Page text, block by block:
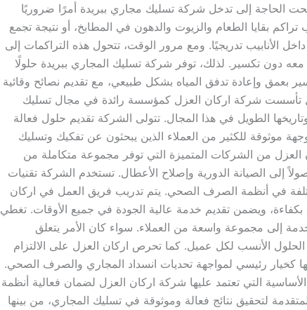
الحاجة إلى تدخل شركة تسليك مجاري ببريدة أمرًا ضروريًا
بقايا الطعام والزيوت والدهون في المطابخ، أو نتيجة تجمع
الأنابيب تدريجيًا. ومع مرور الوقت، تتحول هذه التراكمات إلى
دون تكسير. لذلك، توفر شركة تسليك المجاري ببريدة حلولًا
بعمق وإعادة تدفق المياه بشكل طبيعي، مع تقديم نصائح وقائية
تأسست شركة اركان العزل كمؤسسة رائدة في مجال تسليك
الطويل في هذا المجال. تتولى الشركة تقديم حلول فعالة
موثوقة للكثير من العملاء الذين يبحثون عن تفكيك وتسليك
من الشركات المتميزة التي توفر مجموعة متكاملة من
إلى الصيانة الدورية وإصلاح الأعطال. تستخدم الشركة تقنيات
في أنظمة الصرف الصحي. يتم تدريب فريق العمل في اركان
ويضمن تقديم خدمة عالية الجودة في جميع الأوقات. تغطي
إلى مجموعة واسعة من العملاء. سواء كان الأمر يتعلق
الأنسب لكل عميل. كما تحرص اركان العزل على الالتزام
كخيار رئيسي لمواجهة تحديات انسداد المجاري والصرف الصحي.
التي تعتمد عليها شركة اركان العزل لضمان فعالية أنظمة
لتحقيق نتائج فعالة وموثوقة في تسليك المجاري، من بينها